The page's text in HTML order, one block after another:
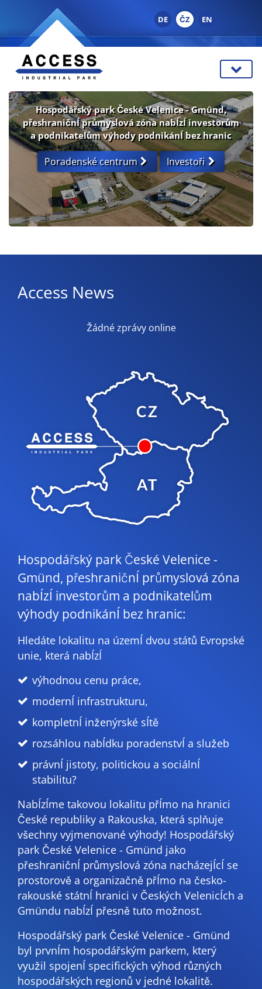
DE ČZ EN
Hospodářský park České Velenice - Gmünd,
přeshraničnÍ průmyslová zóna nabÍzÍ investorům
a podnikatelům výhody podnikánÍ bez hranic
Poradenské centrum Investoři
Hospodářský park České Velenice -
Gmünd, přeshraničnÍ průmyslová zóna
nabÍzÍ investorům a podnikatelům
výhody podnikánÍ bez hranic:
Hledáte lokalitu na územÍ dvou států Evropské
unie, která nabÍzÍ
výhodnou cenu práce,
modernÍ infrastrukturu,
kompletnÍ inženýrské sÍtě
rozsáhlou nabÍdku poradenstvÍ a služeb
právnÍ jistoty, politickou a sociálnÍ
stabilitu?
NabÍzÍme takovou lokalitu přÍmo na hranici
České republiky a Rakouska, která splňuje
všechny vyjmenované výhody! Hospodářský
park České Velenice - Gmünd jako
přeshraničnÍ průmyslová zóna nacházejÍcÍ se
prostorově a organizačně přÍmo na česko-
rakouské státnÍ hranici v Českých VelenicÍch a
Gmündu nabÍzÍ přesně tuto možnost.
Hospodářský park České Velenice - Gmünd
byl prvnÍm hospodářským parkem, který
využil spojenÍ specifických výhod různých
hospodářských regionů v jedné lokalitě.
Access News
Žádné zprávy online